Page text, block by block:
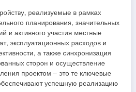
реализуемые в рамках
планирования, значительных
и активного участия местные
эксплуатационных расходов и
а также синхронизация
сторон и осуществление
проектом – это те ключевые
успешную реализацию